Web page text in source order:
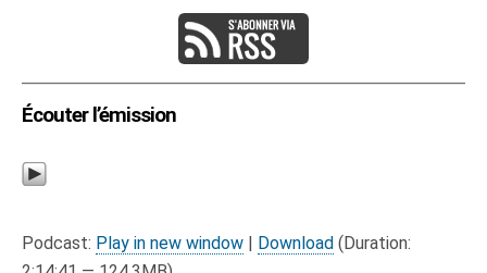
Écouter l’émission
Podcast: Play in new window | Download (Duration: